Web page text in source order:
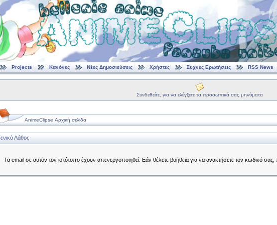
Projects Κανόνες Νέες Δημοσιεύσεις Χρήστες Συχνές Ερωτήσεις RSS News
Συνδεθείτε, για να ελέγξετε τα προσωπικά σας μηνύματα
AnimeClipse Αρχική σελίδα
Λάθος
Τα email σε αυτόν τον ιστότοπο έχουν απενεργοποιηθεί. Εάν θέλετε βοήθεια για να ανακτήσετε τον κωδικό